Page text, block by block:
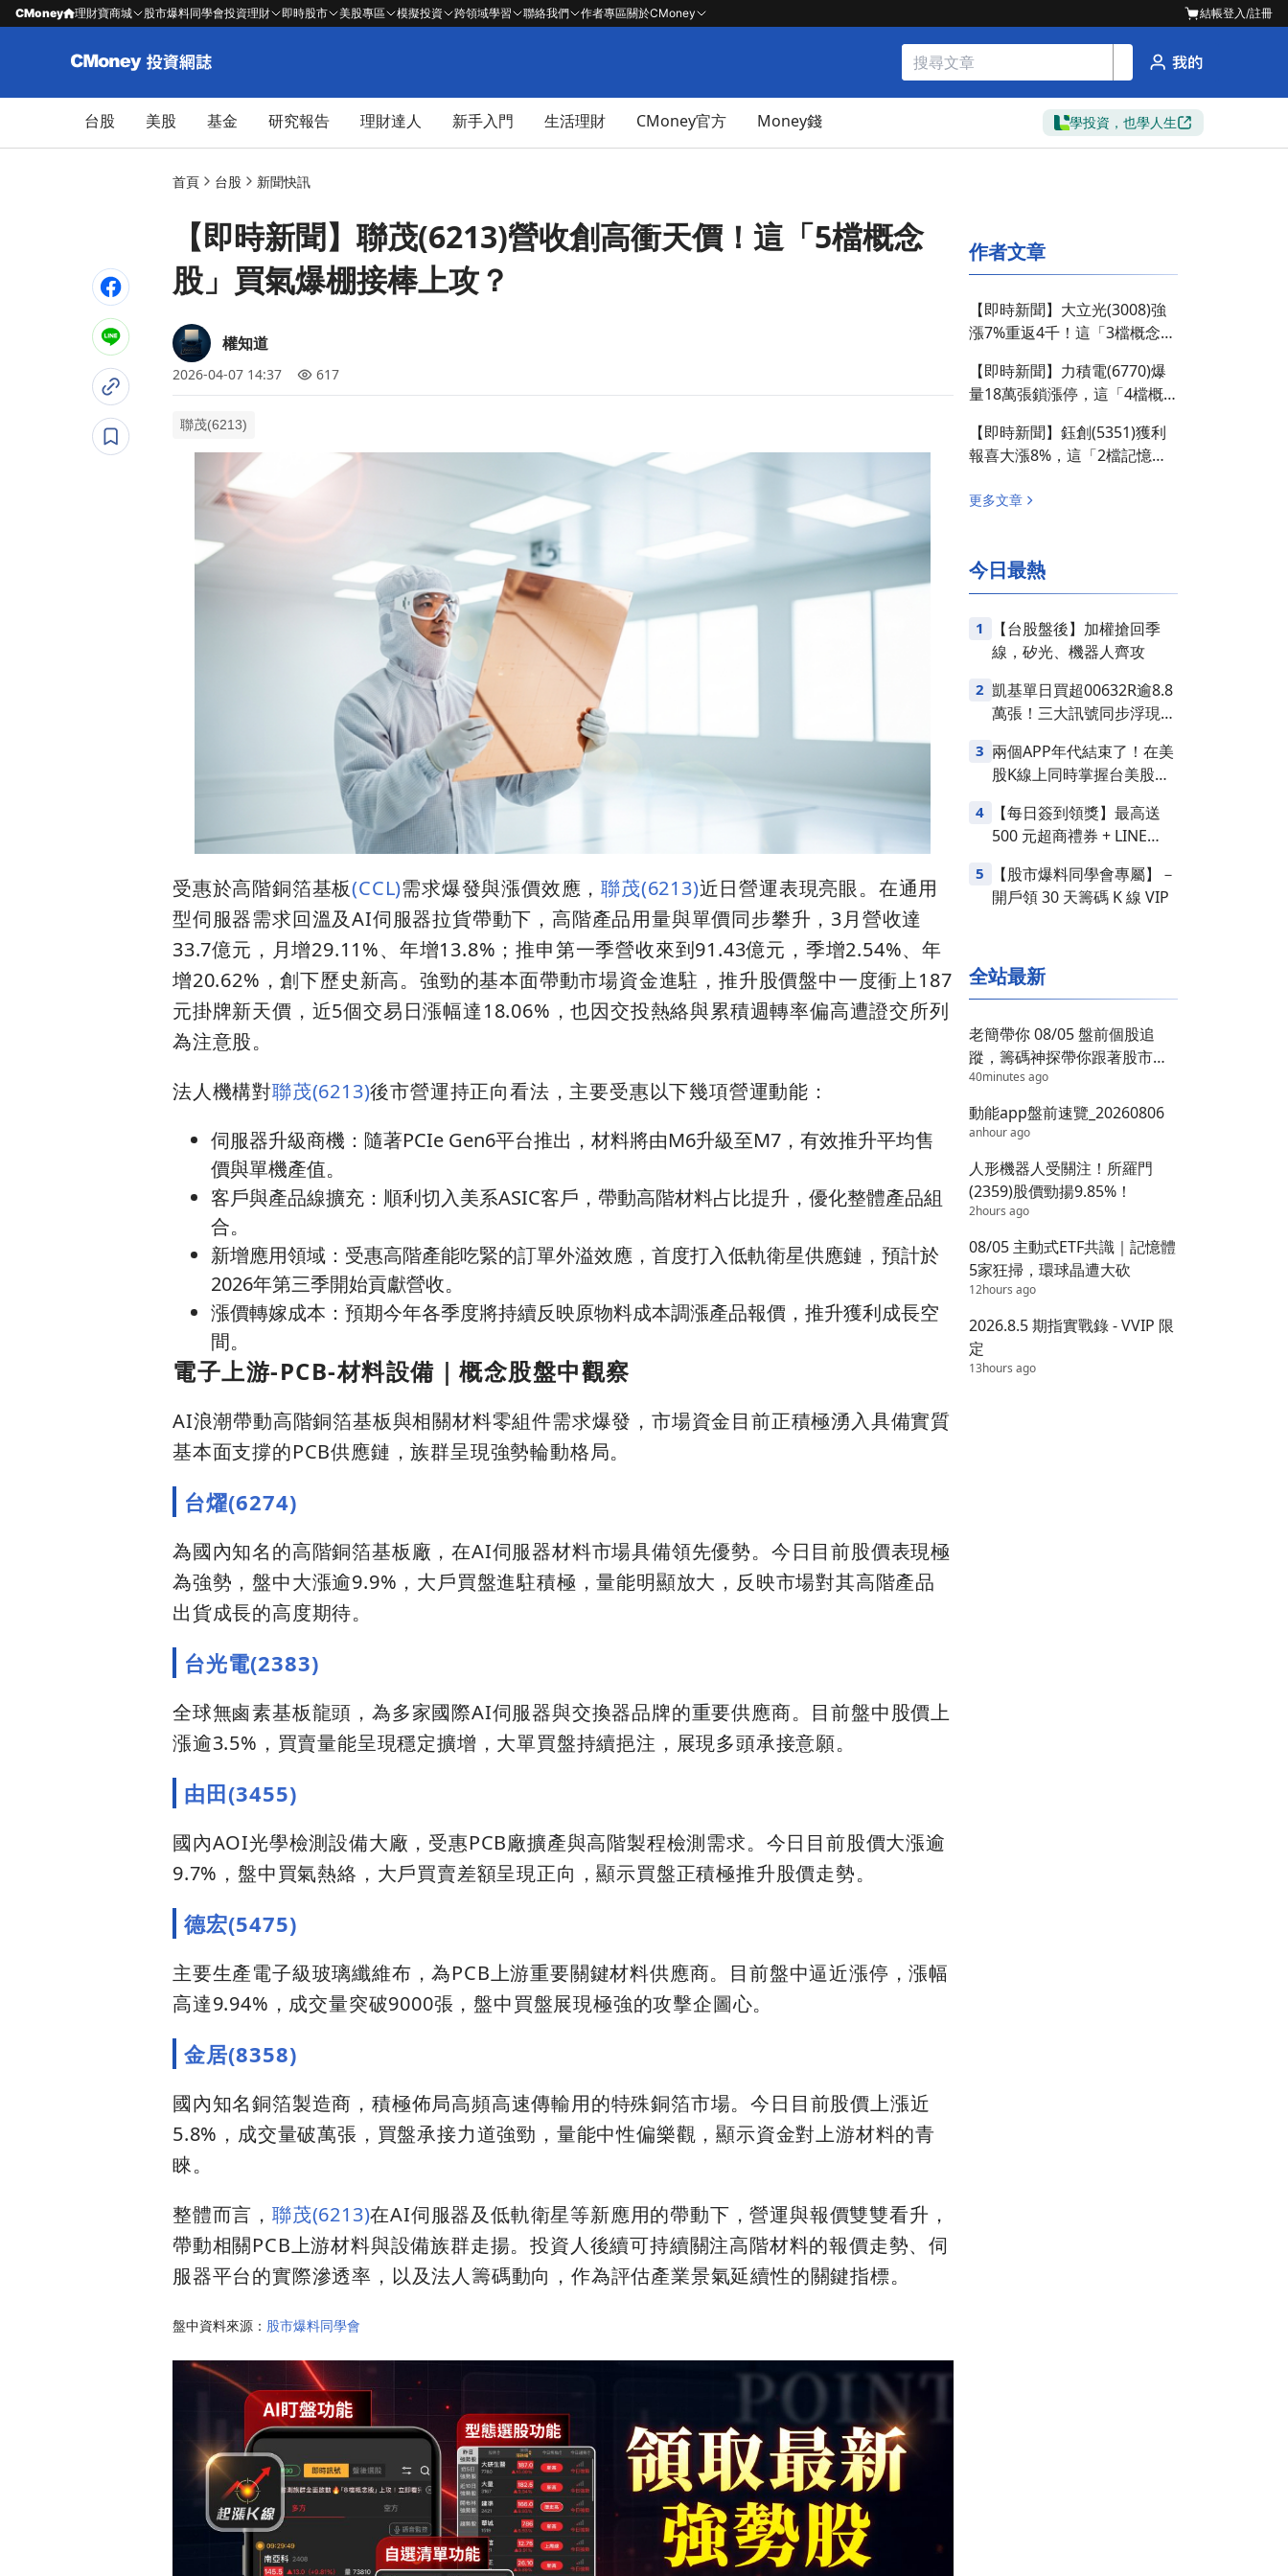
CMoney 理財寶商城 股市爆料同學會投資理財 即時股市 美股專區 模擬投資 跨領域學習 聯絡我們 作者專區關於CMoney 結帳登入/註冊
台股 美股 基金 研究報告 理財達人 新手入門 生活理財 CMoney官方 Money錢 學投資，也學人生
首頁 台股 新聞快訊
【即時新聞】聯茂(6213)營收創高衝天價！這「5檔概念
股」買氣爆棚接棒上攻？
權知道
2026-04-07 14:37 617
聯茂(6213)
受惠於高階銅箔基板(CCL)需求爆發與漲價效應，聯茂(6213)近日營運表現亮眼。在通用
型伺服器需求回溫及AI伺服器拉貨帶動下，高階產品用量與單價同步攀升，3月營收達
33.7億元，月增29.11%、年增13.8%；推申第一季營收來到91.43億元，季增2.54%、年
增20.62%，創下歷史新高。強勁的基本面帶動市場資金進駐，推升股價盤中一度衝上187
元掛牌新天價，近5個交易日漲幅達18.06%，也因交投熱絡與累積週轉率偏高遭證交所列
為注意股。
法人機構對聯茂(6213)後市營運持正向看法，主要受惠以下幾項營運動能：
伺服器升級商機：隨著PCIe Gen6平台推出，材料將由M6升級至M7，有效推升平均售
價與單機產值。
客戶與產品線擴充：順利切入美系ASIC客戶，帶動高階材料占比提升，優化整體產品組
合。
新增應用領域：受惠高階產能吃緊的訂單外溢效應，首度打入低軌衛星供應鏈，預計於
2026年第三季開始貢獻營收。
漲價轉嫁成本：預期今年各季度將持續反映原物料成本調漲產品報價，推升獲利成長空
間。
電子上游-PCB-材料設備｜概念股盤中觀察
AI浪潮帶動高階銅箔基板與相關材料零組件需求爆發，市場資金目前正積極湧入具備實質
基本面支撐的PCB供應鏈，族群呈現強勢輪動格局。
台燿(6274)
為國內知名的高階銅箔基板廠，在AI伺服器材料市場具備領先優勢。今日目前股價表現極
為強勢，盤中大漲逾9.9%，大戶買盤進駐積極，量能明顯放大，反映市場對其高階產品
出貨成長的高度期待。
台光電(2383)
全球無鹵素基板龍頭，為多家國際AI伺服器與交換器品牌的重要供應商。目前盤中股價上
漲逾3.5%，買賣量能呈現穩定擴增，大單買盤持續挹注，展現多頭承接意願。
由田(3455)
國內AOI光學檢測設備大廠，受惠PCB廠擴產與高階製程檢測需求。今日目前股價大漲逾
9.7%，盤中買氣熱絡，大戶買賣差額呈現正向，顯示買盤正積極推升股價走勢。
德宏(5475)
主要生產電子級玻璃纖維布，為PCB上游重要關鍵材料供應商。目前盤中逼近漲停，漲幅
高達9.94%，成交量突破9000張，盤中買盤展現極強的攻擊企圖心。
金居(8358)
國內知名銅箔製造商，積極佈局高頻高速傳輸用的特殊銅箔市場。今日目前股價上漲近
5.8%，成交量破萬張，買盤承接力道強勁，量能中性偏樂觀，顯示資金對上游材料的青
睞。
整體而言， 聯茂(6213)在AI伺服器及低軌衛星等新應用的帶動下，營運與報價雙雙看升，
帶動相關PCB上游材料與設備族群走揚。投資人後續可持續關注高階材料的報價走勢、伺
服器平台的實際滲透率，以及法人籌碼動向，作為評估產業景氣延續性的關鍵指標。
盤中資料來源： 股市爆料同學會
作者文章
【即時新聞】大立光(3008)強
漲7%重返4千！這「3檔概念
【即時新聞】力積電(6770)爆
量18萬張鎖漲停，這「4檔概
【即時新聞】鈺創(5351)獲利
報喜大漲8%，這「2檔記憶體
更多文章
今日最熱
1
【台股盤後】加權搶回季
線，矽光、機器人齊攻
2 凱基單日買超00632R逾8.8
萬張！三大訊號同步浮現，
3 兩個APP年代結束了！在美
股K線上同時掌握台美股損
4
【每日簽到領獎】最高送
500 元超商禮券 + LINE
5
【股市爆料同學會專屬】－
開戶領 30 天籌碼 K 線 VIP
全站最新
老簡帶你 08/05 盤前個股追
蹤，籌碼神探帶你跟著股市內
部大戶走！
40minutes ago
動能app盤前速覽_20260806
anhour ago
人形機器人受關注！所羅門
(2359)股價勁揚9.85%！
2hours ago
08/05 主動式ETF共識｜記憶體
5家狂掃，環球晶遭大砍
12hours ago
2026.8.5 期指實戰錄 - VVIP 限
定
13hours ago